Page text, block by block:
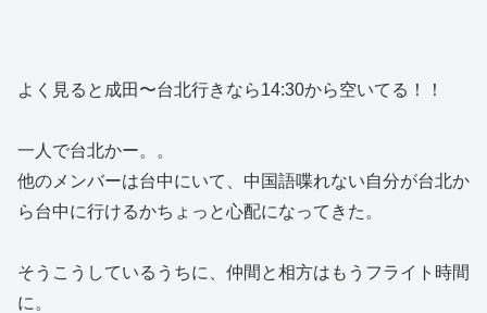
よく見ると成田〜台北行きなら14:30から空いてる！！
一人で台北かー。。
他のメンバーは台中にいて、中国語喋れない自分が台北か
ら台中に行けるかちょっと心配になってきた。
そうこうしているうちに、仲間と相方はもうフライト時間
に。